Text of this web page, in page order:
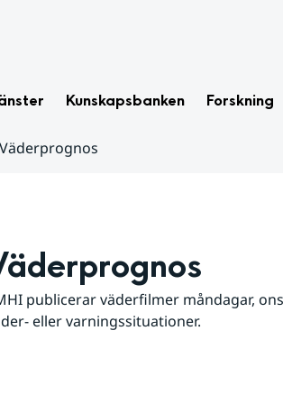
Kunskapsbanken Forskning
Väderprognos
publicerar väderfilmer måndagar,
eller varningssituationer.